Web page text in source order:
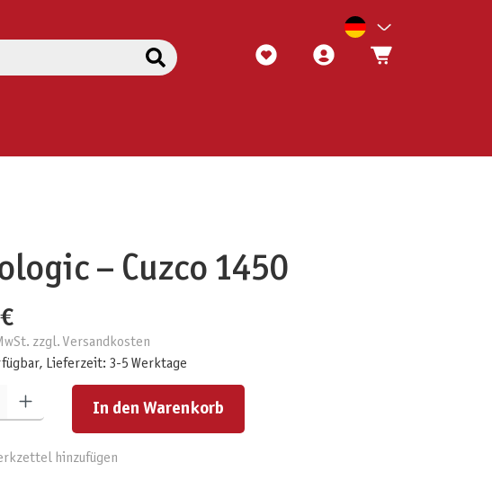
– Cuzco 1450
zzgl. Versandkosten
Lieferzeit: 3-5 Werktage
den gewünschten Wert ein oder benutze die Schaltflächen um die Anzahl zu erhöhen oder zu reduzieren.
In den Warenkorb
hinzufügen